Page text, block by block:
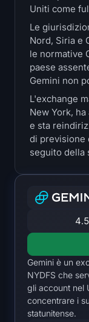
Tesorerie
Tesorerie
Tesorerie
Tesorerie
Tesorerie
Liquidations
Heatmap BTC
Heatmap SOL
Heatmap
Uniti come
Le
Nord, Siria e
le normative
paese
Gemini non
L'exchange
New York,
e sta
di previsione
seguito della
4.5
Gemini è un
NYDFS che
gli account nel
concentrare i
statunitense.